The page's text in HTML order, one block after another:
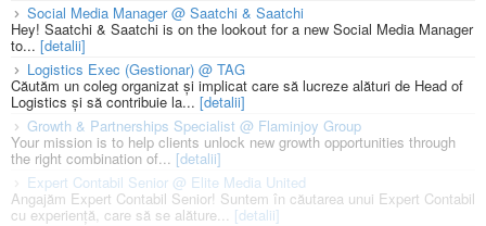
Social Media Manager @ Saatchi & Saatchi
Hey! Saatchi & Saatchi is on the lookout for a new Social Media Manager
to... [detalii]
Logistics Exec (Gestionar) @ TAG
Căutăm un coleg organizat și implicat care să lucreze alături de Head of
Logistics și să contribuie la... [detalii]
Growth & Partnerships Specialist @ Flaminjoy Group
Your mission is to help clients unlock new growth opportunities through
the right combination of... [detalii]
Expert Contabil Senior @ Elite Media United
Angajăm Expert Contabil Senior! Suntem în căutarea unui Expert Contabil
cu experiență, care să se alăture... [detalii]